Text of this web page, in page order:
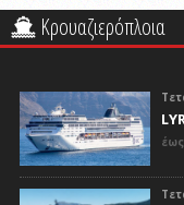
Κρουαζιερόπλοια